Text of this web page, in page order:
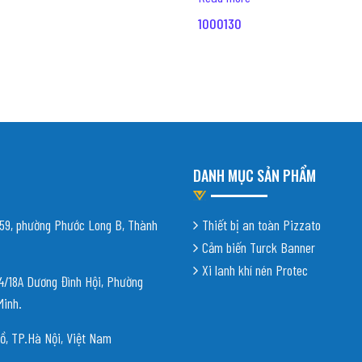
1000130
phường Phước Long B, Thành
18A Dương Đình Hội, Phường
TP.Hà Nội, Việt Nam
DANH MỤC SẢN PHẨM
Thiết bị an toàn Pizzato
Cảm biến Turck Banner
Xi lanh khí nén Protec